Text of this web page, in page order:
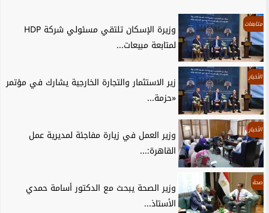
متابعات
وزيرة الإسكان تلتقي مسئولي شركة HDP
لمتابعة مبيعات...
الأخبار
زير الاستثمار والتجارة الخارجية يشارك في مؤتمر
«حزمة...
الأخبار
وزير العمل في زيارة مفاجئة لمديرية عمل
القاهرة:...
صحة
وزير الصحة يبحث مع الدكتور أسامة حمدي
الأستاذ...